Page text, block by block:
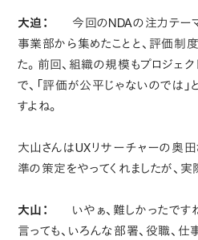
大迫：
今回のNDAの注力テー
事業部から集めたことと、評価制
た。前回、組織の規模もプロジェ
で、「評価が公平じゃないのでは」
すよね。
大山さんはUXリサーチャーの奥
準の策定をやってくれましたが、実
大山：
いやぁ、難しかったで
言っても、いろんな部署、役職、仕